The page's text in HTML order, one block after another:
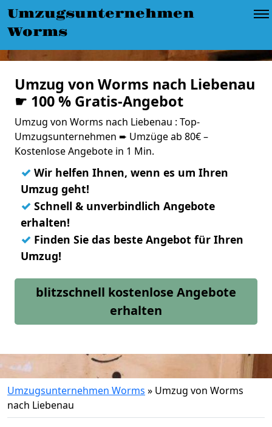
Umzugsunternehmen
Worms
Umzug von Worms nach Liebenau
☛ 100 % Gratis-Angebot
Umzug von Worms nach Liebenau : Top-
Umzugsunternehmen ➨ Umzüge ab 80€ –
Kostenlose Angebote in 1 Min.
✓ Wir helfen Ihnen, wenn es um Ihren
Umzug geht!
✓ Schnell & unverbindlich Angebote
erhalten!
✓ Finden Sie das beste Angebot für Ihren
Umzug!
blitzschnell kostenlose Angebote
erhalten
Umzugsunternehmen Worms » Umzug von Worms
nach Liebenau